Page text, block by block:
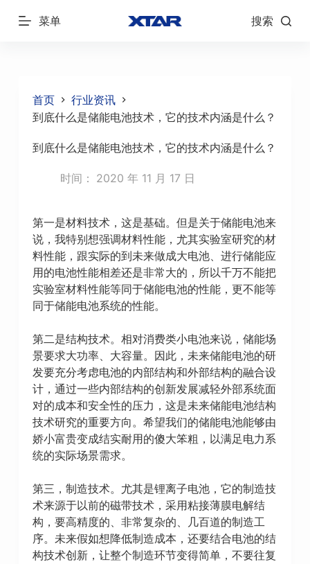
跳
菜单 搜索
首页
行业资讯
到底什么是储能电池技术，它的技术内涵是什么？
到底什么是储能电池技术，它的技术内涵是什么？
时间： 2020 年 11 月 17 日
第一是材料技术，这是基础。但是关于储能电池来
说，我特别想强调材料性能，尤其实验室研究的材
料性能，跟实际的到未来做成大电池、进行储能应
用的电池性能相差还是非常大的，所以千万不能把
实验室材料性能等同于储能电池的性能，更不能等
同于储能电池系统的性能。
第二是结构技术。相对消费类小电池来说，储能场
景要求大功率、大容量。因此，未来储能电池的研
发要充分考虑电池的内部结构和外部结构的融合设
计，通过一些内部结构的创新发展减轻外部系统面
对的成本和安全性的压力，这是未来储能电池结构
技术研究的重要方向。希望我们的储能电池能够由
娇小富贵变成结实耐用的傻大笨粗，以满足电力系
统的实际场景需求。
第三，制造技术。尤其是锂离子电池，它的制造技
术来源于以前的磁带技术，采用粘接薄膜电解结
构，要高精度的、非常复杂的、几百道的制造工
序。未来假如想降低制造成本，还要结合电池的结
构技术创新，让整个制造环节变得简单，不要往复